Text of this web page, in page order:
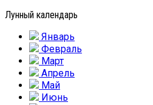
Лунный календарь
Январь
Февраль
Март
Апрель
Май
Июнь